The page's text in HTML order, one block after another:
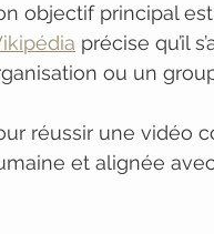
objectif principal
précise qu’il
ou un
réussir une vidéo
et alignée